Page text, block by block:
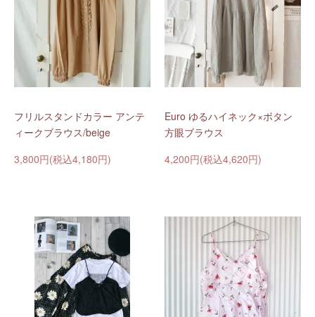
フリルスタンドカラー アンテ
ィークブラウス/beige
3,800円(税込4,180円)
Euro ゆるハイネック×ボタン
方眼ブラウス
4,200円(税込4,620円)